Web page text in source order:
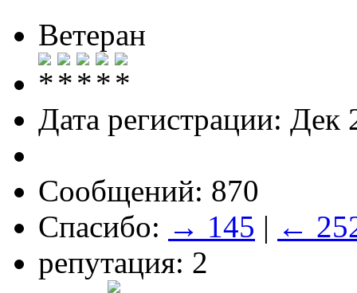
Ветеран
Дата регистрации: Дек
Сообщений: 870
Спасибо: → 145 | ←
репутация: 2